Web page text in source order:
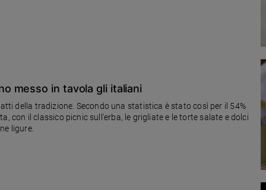
messo in tavola gli italiani
della tradizione. Secondo una statistica è stato così per il 54%
con il classico picnic sull'erba, le grigliate e le torte salate e dolci
ligure.